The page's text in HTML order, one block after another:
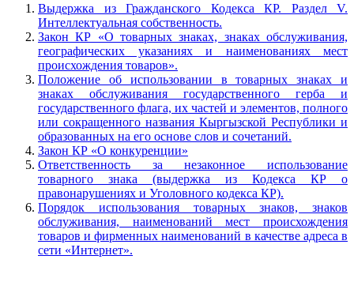
Выдержка из Гражданского Кодекса КР. Раздел V.
Интеллектуальная собственность.
Закон КР «О товарных знаках, знаках обслуживания,
географических указаниях и наименованиях мест
происхождения товаров».
Положение об использовании в товарных знаках и
знаках обслуживания государственного герба и
государственного флага, их частей и элементов, полного
или сокращенного названия Кыргызской Республики и
образованных на его основе слов и сочетаний.
Закон КР «О конкуренции»
Ответственность за незаконное использование
товарного знака (выдержка из Кодекса КР о
правонарушениях и Уголовного кодекса КР).
Порядок использования товарных знаков, знаков
обслуживания, наименований мест происхождения
товаров и фирменных наименований в качестве адреса в
сети «Интернет».